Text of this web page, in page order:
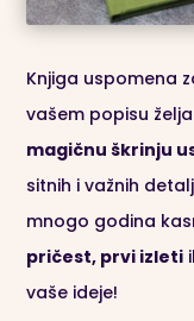
Knjiga uspomena
vašem popisu
magičnu škrinju
sitnih i važnih
mnogo godina
pričest, prvi izleti
vaše ideje!